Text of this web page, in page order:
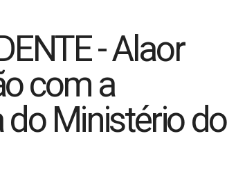
- Alaor
com a
do Ministério do